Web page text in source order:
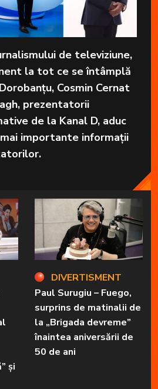
de televiziune,
la tot ce se întâmplă
Cosmin Cernat
prezentatorii
de la Kanal D, aduc
importante informații
și
DIVERTISMENT
Paul Surugiu – Fuego,
surprins de matinalii de
la „Brigada devreme”
înaintea aniversării de
50 de ani